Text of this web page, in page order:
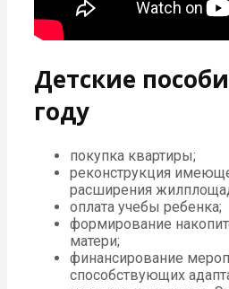
Детские
году
покупка квартиры;
реконструкция
расширения
оплата учебы ребенка;
формирование
матери;
финансирование
способствующих